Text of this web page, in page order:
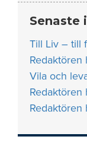
Senaste
Till Liv – till
Vila och
Redaktören
Redaktören